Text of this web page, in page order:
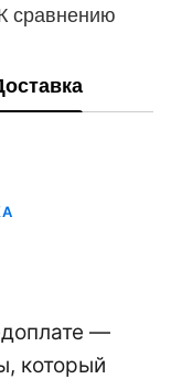
сравнению
—
который